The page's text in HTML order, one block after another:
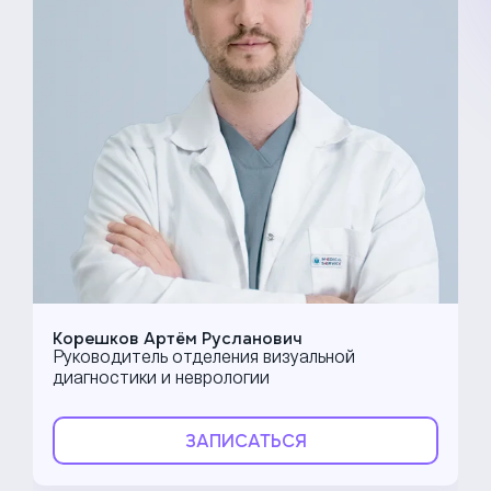
Корешков Артём Русланович
Руководитель отделения визуальной
диагностики и неврологии
ЗАПИСАТЬСЯ